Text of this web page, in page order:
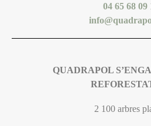
04 65 68 09
QUADRAPOL
2 100 arbres